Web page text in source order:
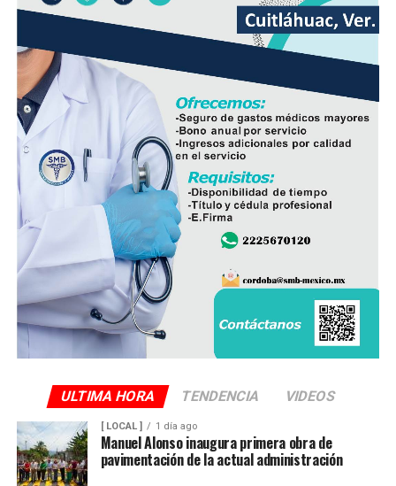
deterioradas, lo que también disminuirá la necesidad de
reparaciones de emergencia en el futuro.
En el evento participaron integrantes del Cabildo,
personal de la Dirección de Obras Públicas,
Hidrosistema de Córdoba, áreas de Bienestar Social y
Participación Ciudadana, así como vecinos que integran
el Comité de Obra.
La administración municipal informó que este tipo de
proyectos forma parte del programa de mejoramiento
de infraestructura básica que se ejecuta durante el
presente ejercicio, con el objetivo de renovar redes de
servicios que han rebasado su vida útil y atender una de
las principales demandas de la población.
ULTIMA HORA TENDENCIA VIDEOS
[ LOCAL ] 1 día ago
Manuel Alonso inaugura primera obra de
pavimentación de la actual administración